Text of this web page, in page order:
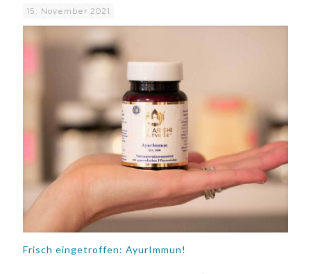
15. November 2021
Frisch eingetroffen: AyurImmun!